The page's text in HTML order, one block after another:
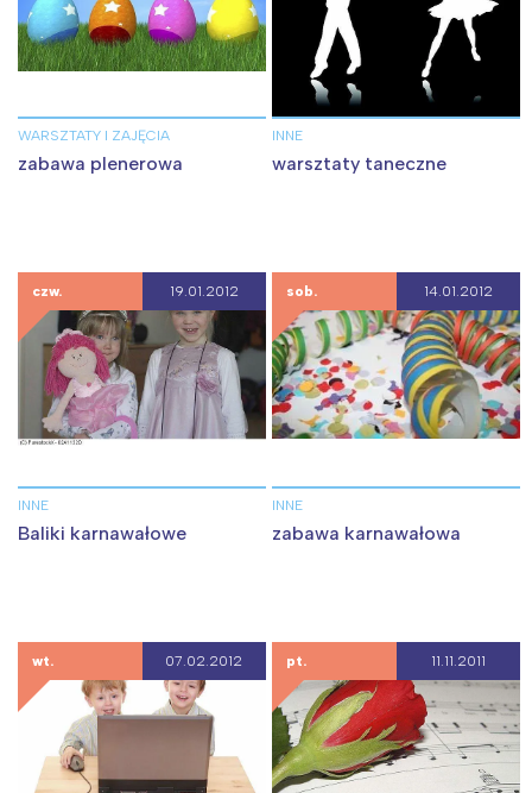
WARSZTATY I ZAJĘCIA
zabawa plenerowa
INNE
warsztaty taneczne
czw. 19.01.2012
INNE
Baliki karnawałowe
sob. 14.01.2012
INNE
zabawa karnawałowa
wt. 07.02.2012 pt. 11.11.2011